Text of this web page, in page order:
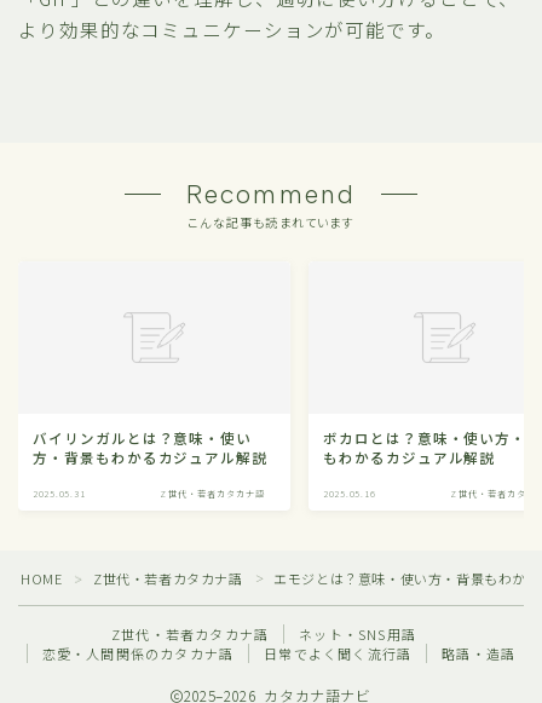
より効果的なコミュニケーションが可能です。
Recommend
こんな記事も読まれています
バイリンガルとは？意味・使い
方・背景もわかるカジュアル解説
2025.05.31 Z世代・若者カタカナ語
ボカロとは？意味・使い方・
もわかるカジュアル解説
2025.05.16 Z世代・若者カタカ
HOME ＞ Z世代・若者カタカナ語 ＞ エモジとは？意味・使い方・背景もわか
Z世代・若者カタカナ語
ネット・SNS用語
恋愛・人間関係のカタカナ語
日常でよく聞く流行語 略語・造語
2025–2026 カタカナ語ナビ